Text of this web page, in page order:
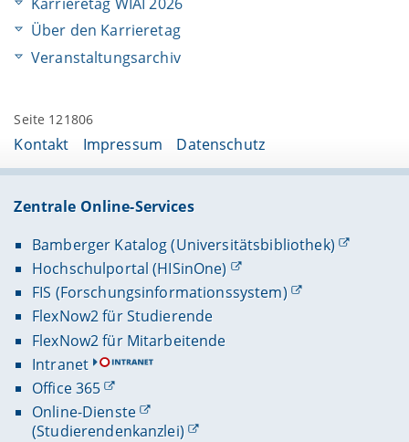
Über den Karrieretag
Veranstaltungsarchiv
Seite 121806
Kontakt Impressum Datenschutz
Zentrale Online-Services
Bamberger Katalog (Universitätsbibliothek)
Hochschulportal (HISinOne)
FIS (Forschungsinformationssystem)
FlexNow2 für Studierende
FlexNow2 für Mitarbeitende
Intranet
Office 365
Online-Dienste
(Studierendenkanzlei)